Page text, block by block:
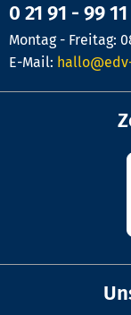
0 21 91 - 99
Montag - Freitag:
E-Mail: